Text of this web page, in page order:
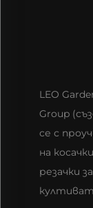
LEO
Group
се с
на
резачки